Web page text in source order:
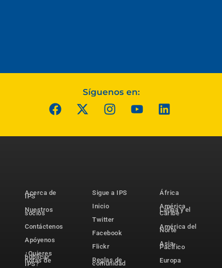
Síguenos en:
Acerca de
IPS
Nuestros
socios
Contáctenos
Apóyenos
¿Quieres
publicar
notas de
IPS?
Sigue a IPS
Inicio
Twitter
Facebook
Flickr
Reglas de
comunidad
África
América
Latina y el
Caribe
América del
Norte
Asia-
Pacífico
Europa